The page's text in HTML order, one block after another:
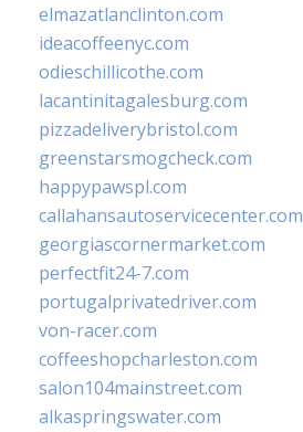
elmazatlanclinton.com
ideacoffeenyc.com
odieschillicothe.com
lacantinitagalesburg.com
pizzadeliverybristol.com
greenstarsmogcheck.com
happypawspl.com
callahansautoservicecenter.com
georgiascornermarket.com
perfectfit24-7.com
portugalprivatedriver.com
von-racer.com
coffeeshopcharleston.com
salon104mainstreet.com
alkaspringswater.com